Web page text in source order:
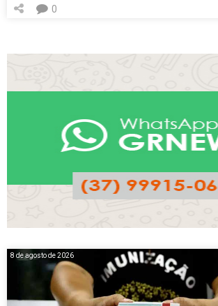
0
8 de agosto de 2026